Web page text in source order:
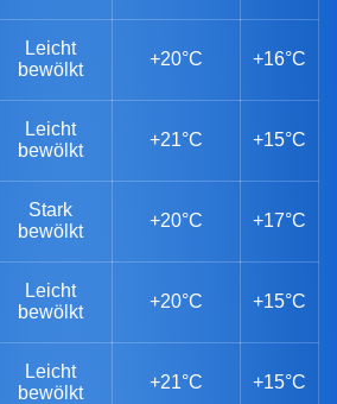
Leicht
bewölkt
+20°C +16°C
Leicht
bewölkt
+21°C +15°C
Stark
bewölkt
+20°C +17°C
Leicht
bewölkt
+20°C +15°C
Leicht
bewölkt
+21°C +15°C